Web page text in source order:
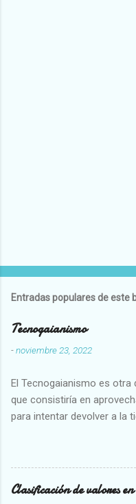
Entradas populares de este
Tecnogaianismo
-noviembre 23, 2022
El Tecnogaianismo es
que consistiría en
para intentar devolver a la
Clasificación de valores